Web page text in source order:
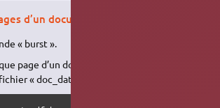
d’un document
« burst ».
page d’un document et reporter les
« doc_data.txt » :